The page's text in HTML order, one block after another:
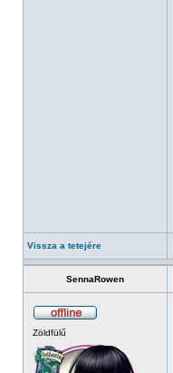
Vissza a tetejére
SennaRowen
Zöldfülű